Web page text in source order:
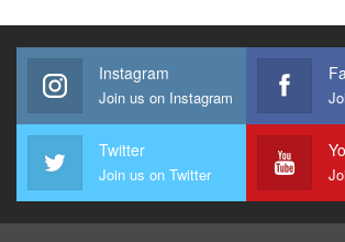
Instagram
Join us on Instagram
Twitter
Join us on Twitter